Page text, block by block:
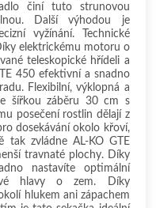
činí tuto strunovou
Další výhodou je
vyžínání. Technické
elektrickému motoru o
teleskopické hřídeli a
450 efektivní a snadno
Flexibilní, výklopná a
šířkou záběru 30 cm s
posečení rostlin dělají z
dosekávání okolo křoví,
tak zvládne AL-KO GTE
travnaté plochy. Díky
nastavíte optimální
hlavy o zem. Díky
hlukem ani zápachem